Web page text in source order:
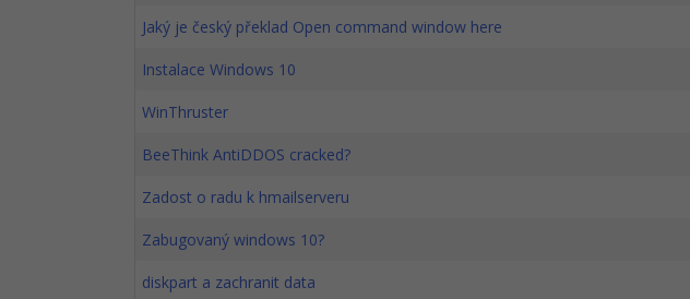
Jaký je český překlad Open command window here
Instalace Windows 10
WinThruster
BeeThink AntiDDOS cracked?
Zadost o radu k hmailserveru
Zabugovaný windows 10?
diskpart a zachranit data